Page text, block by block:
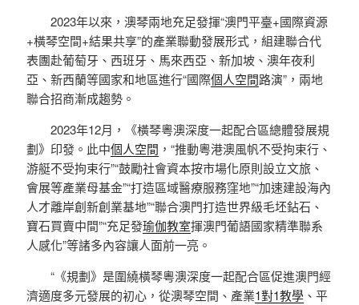
2023年以來，澳琴兩地充足發揮“澳門平臺+國際資源
+橫琴空間+結果共享”的產業聯動發展形式，組建聯合代
表團赴葡萄牙、西班牙、馬來西亞、新加坡、澳年夜利
亞、新西蘭等國家和地區進行“國際個人空間路演”，兩地
聯合招商漸成趨勢。
2023年12月，《橫琴粵澳深度一起配合區總體發展規
劃》印發。此中個人空間 ，“推動粵港澳風帆不受拘束行、
游艇不受拘束行”“鼓勵社會資本按市場化原則設立文旅、
會展等產業母基金”“打造區域醫療服務窪地”“加速建設海內
人才離岸創新創業基地”“聯合澳門打造世界級毛坯鉆石、
寶石買賣中間”“充足發瑜伽教室揮澳門葡語國家精準聯系
人感化”等諸多內容讓人面前一亮。
“《規劃》是圍繞橫琴粵澳深度一起配合區促進澳門經
濟適度多元發展的初心，從澳琴空間、產業1對1教學 、平